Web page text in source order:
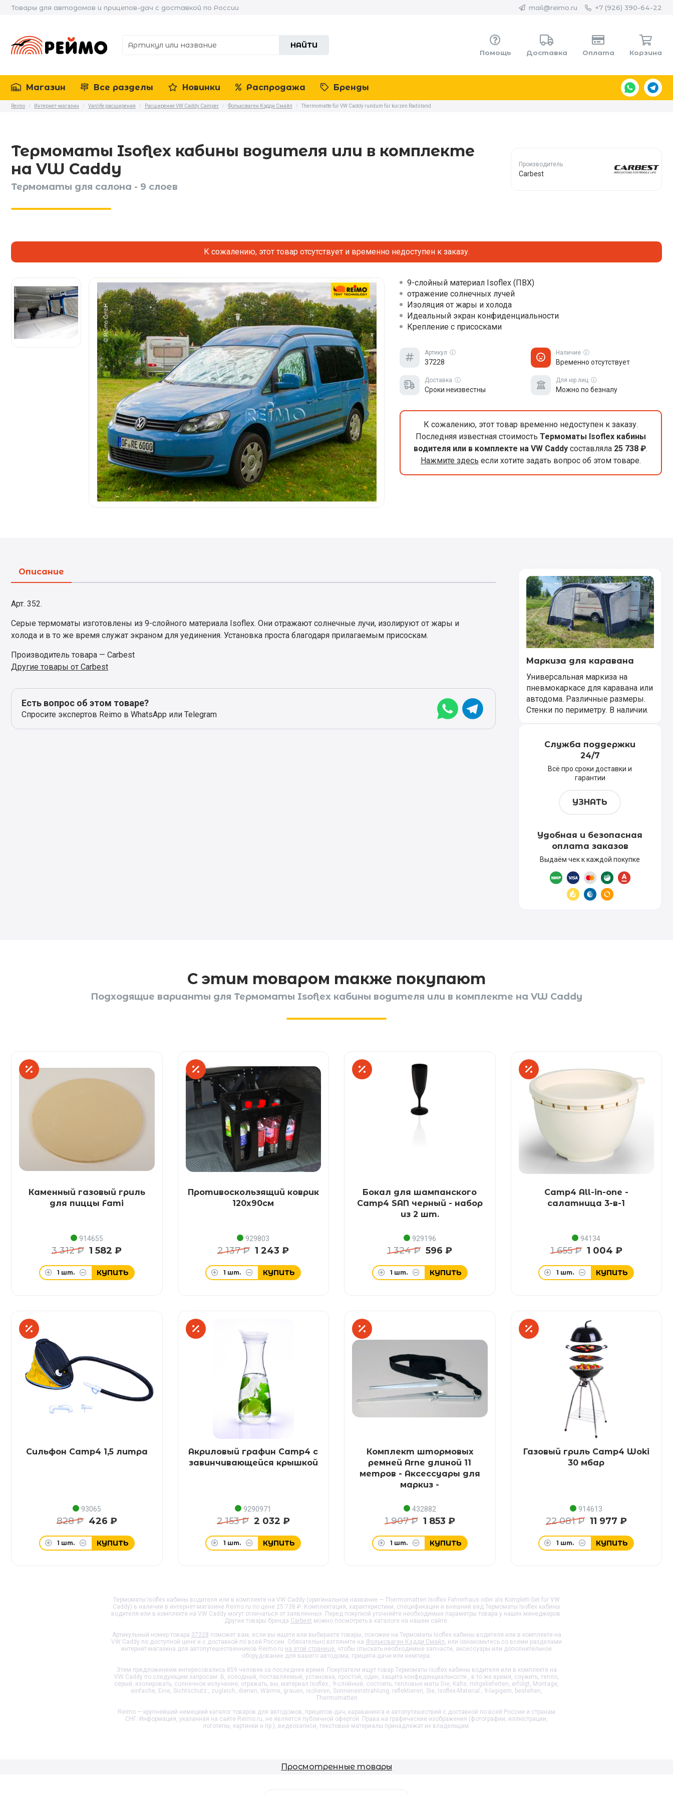
Товары для автодомов и прицепов-дач с доставкой по России mail@reimo.ru +7 (926) 390-64-22
НАЙТИ
Помощь Доставка Оплата Корзина
Магазин Все разделы Новинки Распродажа Бренды
Reimo / Интернет-магазин / Vanlife расширения / Расширение VW Caddy Camper / Фольксваген Кэдди Смайл / Thermomatte für VW Caddy rundum für kurzen Radstand
Термоматы Isoflex кабины водителя или в комплекте
на VW Caddy
Термоматы для салона - 9 слоев
Производитель
Carbest
К сожалению, этот товар отсутствует и временно недоступен к заказу.
9-слойный материал Isoflex (ПВХ)
отражение солнечных лучей
Изоляция от жары и холода
Идеальный экран конфиденциальности
Крепление с присосками
Артикул
37228
Наличие
Временно отсутствует
Доставка
Сроки неизвестны
Для юр.лиц
Можно по безналу
К сожалению, этот товар временно недоступен к заказу.
Последняя известная стоимость Термоматы Isoflex кабины
водителя или в комплекте на VW Caddy составляла 25 738 ₽.
Нажмите здесь если хотите задать вопрос об этом товаре.
Описание
Арт. 352.
Серые термоматы изготовлены из 9-слойного материала Isoflex. Они отражают солнечные лучи, изолируют от жары и
холода и в то же время служат экраном для уединения. Установка проста благодаря прилагаемым присоскам.
Производитель товара — Carbest
Другие товары от Carbest
Есть вопрос об этом товаре?
Спросите экспертов Reimo в WhatsApp или Telegram
Маркиза для каравана
Универсальная маркиза на
пневмокаркасе для каравана или
автодома. Различные размеры.
Стенки по периметру. В наличии.
Служба поддержки
24/7
Всё про сроки доставки и
гарантии
УЗНАТЬ
Удобная и безопасная
оплата заказов
Выдаём чек к каждой покупке
С этим товаром также покупают
Подходящие варианты для Термоматы Isoflex кабины водителя или в комплекте на VW Caddy
Каменный газовый гриль
для пиццы Fami
914655
3 312 ₽ 1 582 ₽
1 шт. КУПИТЬ
Противоскользящий коврик
120x90см
929803
2 137 ₽ 1 243 ₽
1 шт. КУПИТЬ
Бокал для шампанского
Camp4 SAN черный - набор
из 2 шт.
929196
1 324 ₽ 596 ₽
1 шт. КУПИТЬ
Camp4 All-in-one -
салатница 3-в-1
94134
1 655 ₽ 1 004 ₽
1 шт. КУПИТЬ
Сильфон Camp4 1,5 литра
93065
828 ₽ 426 ₽
1 шт. КУПИТЬ
Акриловый графин Camp4 с
завинчивающейся крышкой
9290971
2 153 ₽ 2 032 ₽
1 шт. КУПИТЬ
Комплект штормовых
ремней Arne длиной 11
метров - Аксессуары для
маркиз -
432882
1 907 ₽ 1 853 ₽
1 шт. КУПИТЬ
Газовый гриль Camp4 Woki
30 мбар
914613
22 081 ₽ 11 977 ₽
1 шт. КУПИТЬ
Термоматы Isoflex кабины водителя или в комплекте на VW Caddy (оригинальное название — Thermomatten Isoflex Fahrerhaus oder als Komplett-Set für VW
Caddy) в наличии в интернет-магазине Reimo.ru по цене 25 738 ₽. Комплектация, характеристики, спецификации и внешний вид Термоматы Isoflex кабины
водителя или в комплекте на VW Caddy могут отличаться от заявленных. Перед покупкой уточняйте необходимые параметры товара у наших менеджеров.
Другие товары бренда Carbest можно посмотреть в каталоге на нашем сайте.
Артикульный номер товара 37228 поможет вам, если вы ищете или выбираете товары, похожие на Термоматы Isoflex кабины водителя или в комплекте на
VW Caddy по доступной цене и с доставкой по всей России. Обязательно взгляните на Фольксваген Кэдди Смайл , или ознакомьтесь со всеми разделами
интернет-магазина для автопутешественников Reimo.ru на этой странице , чтобы отыскать необходимые запчасти, аксессуары или дополнительное
оборудование для вашего автодома, прицепа-дачи или кемпера.
Этим предложением интересовались 859 человек за последнее время. Покупатели ищут товар Термоматы Isoflex кабины водителя или в комплекте на
VW Caddy по следующим запросам: В, холодный, поставляемый, установка, простой, один, защита конфиденциальности., в то же время, служить, тепло,
серый, изолировать, солнечное излучение, отражать, вы, материал Isoflex., 9-слойный, состоять, тепловые маты Die, Kälte, mitgelieferten, erfolgt, Montage,
einfache, Eine, Sichtschutz., zugleich, dienen, Wärme, grauen, isolieren, Sonneneinstrahlung, reflektieren, Sie, Isoflex-Material., 9-lagigem, bestehen,
Thermomatten
Reimo — крупнейший немецкий каталог товаров для автодомов, прицепов-дач, караванинга и автопутешествий с доставкой по всей России и странам
СНГ. Информация, указанная на сайте Reimo.ru, не является публичной офертой. Права на графические изображения (фотографии, иллюстрации,
логотипы, картинки и пр.), видеозаписи, текстовые материалы принадлежат их владельцам.
Просмотренные товары